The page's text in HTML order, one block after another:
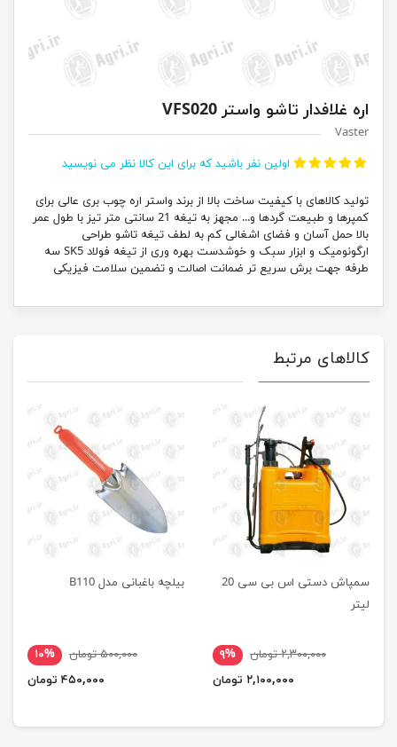
اره غلافدار تاشو واستر VFS020
Vaster
اولین نفر باشید که برای این کالا نظر می نویسید
تولید کالاهای با کیفیت ساخت بالا از برند واستر اره چوب بری عالی برای
کمپرها و طبیعت گردها و... مجهز به تیغه 21 سانتی متر تیز با طول عمر
بالا حمل آسان و فضای اشغالی کم به لطف تیغه تاشو طراحی
ارگونومیک و ابزار سبک و خوشدست بهره وری از تیغه فولاد SK5 سه
طرفه جهت برش سریع تر ضمانت اصالت و تضمین سلامت فیزیکی
کالاهای مرتبط
سمپاش دستی اس بی سی 20
لیتر
۲,۳۰۰,۰۰۰ تومان
۹%
۲,۱۰۰,۰۰۰ تومان
بیلچه باغبانی مدل B110
۵۰۰,۰۰۰ تومان
۱۰%
۴۵۰,۰۰۰ تومان